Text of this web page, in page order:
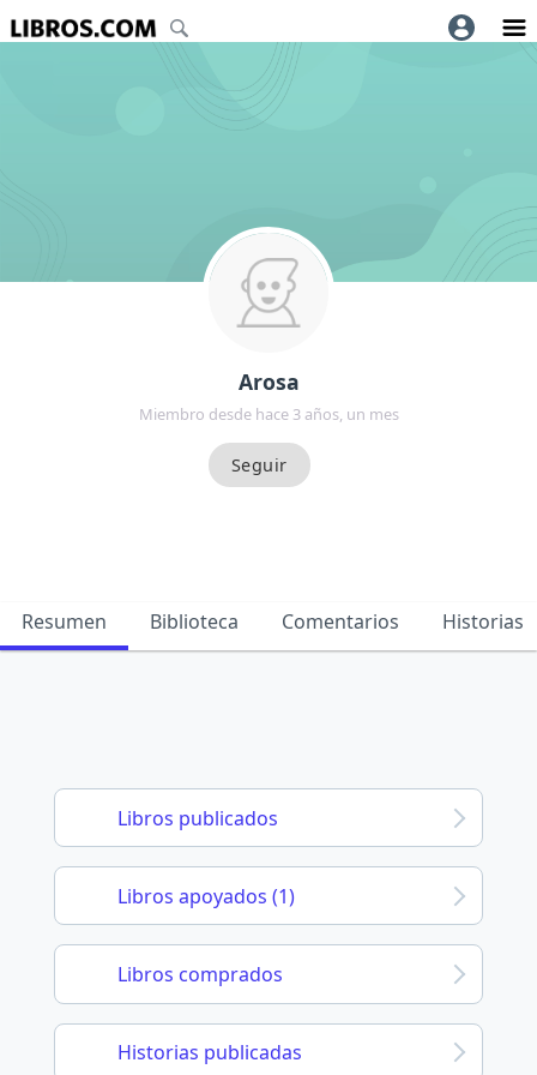
Arosa
Miembro desde hace 3 años, un mes
Resumen Biblioteca Comentarios Historias
Libros publicados
Libros apoyados (1)
Libros comprados
Historias publicadas